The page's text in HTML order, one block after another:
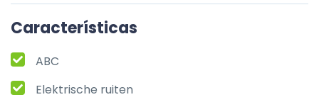
Características
ABC
Elektrische ruiten